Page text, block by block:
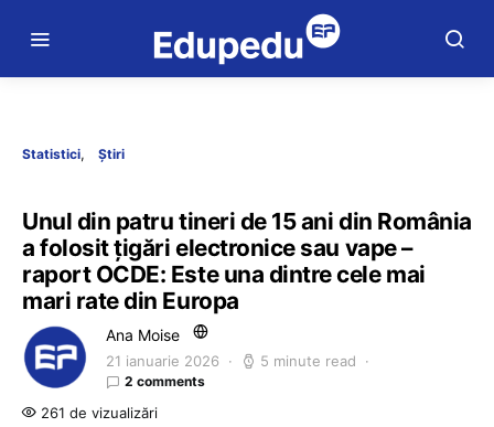
Statistici Știri
Unul din patru tineri de 15 ani din România
a folosit țigări electronice sau vape –
raport OCDE: Este una dintre cele mai
mari rate din Europa
Ana Moise
21 ianuarie 2026 5 minute read
2 comments
261 de vizualizări